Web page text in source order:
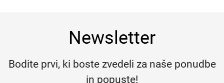
Newsletter
Bodite prvi, ki boste zvedeli za naše ponudbe
in popuste!